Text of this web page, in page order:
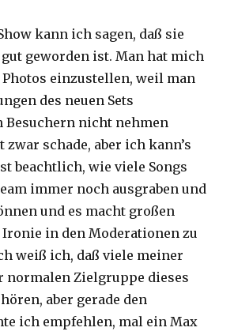
kann ich sagen, daß sie
geworden ist. Man hat mich
Photos einzustellen, weil man
des neuen Sets
Besuchern nicht nehmen
zwar schade, aber ich kann’s
beachtlich, wie viele Songs
immer noch ausgraben und
und es macht großen
Ironie in den Moderationen zu
weiß ich, daß viele meiner
normalen Zielgruppe dieses
aber gerade den
ich empfehlen, mal ein Max